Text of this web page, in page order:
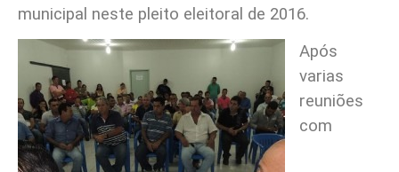
municipal neste pleito eleitoral de 2016.
Após
varias
reuniões
com